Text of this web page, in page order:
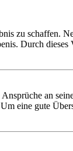
zu
Durch
an
eine gute